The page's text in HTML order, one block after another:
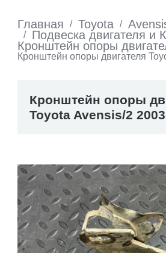
Главная / Toyota /
/ Подвеска двигателя и
Кронштейн опоры
Кронштейн опоры двигателя
Кронштейн опоры
Toyota Avensis/2